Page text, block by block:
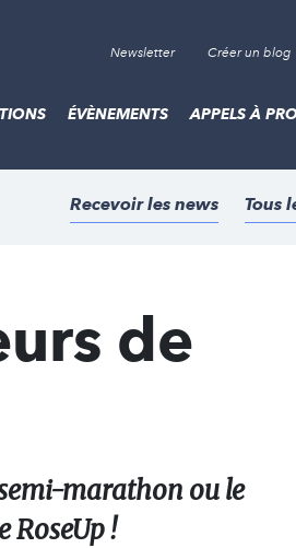
Newsletter Créer un blog
ÉVÈNEMENTS APPELS À
Recevoir les news Tous
de
marathon ou le
RoseUp !